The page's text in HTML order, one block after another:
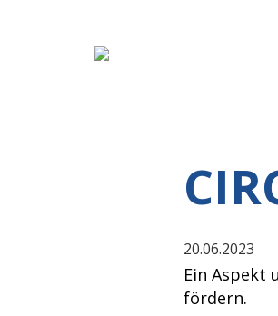
20.06.2023
Ein Aspekt
fördern.